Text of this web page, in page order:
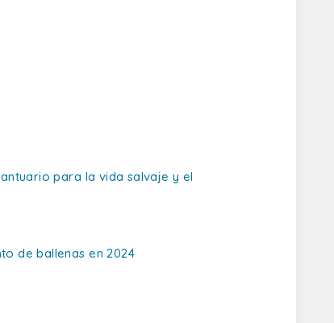
para la vida salvaje y el
de ballenas en 2024